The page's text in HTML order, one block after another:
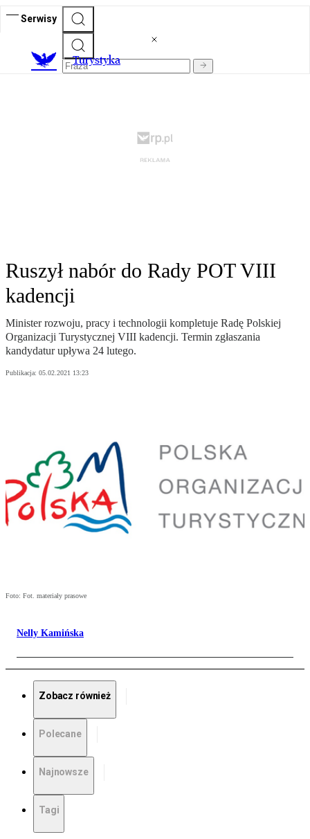
Serwisy
Turystyka
Ruszył nabór do Rady POT VIII
kadencji
Minister rozwoju, pracy i technologii kompletuje Radę Polskiej
Organizacji Turystycznej VIII kadencji. Termin zgłaszania
kandydatur upływa 24 lutego.
Publikacja: 05.02.2021 13:23
Foto: Fot. materiały prasowe
Nelly Kamińska
Zobacz również
Polecane
Najnowsze
Tagi